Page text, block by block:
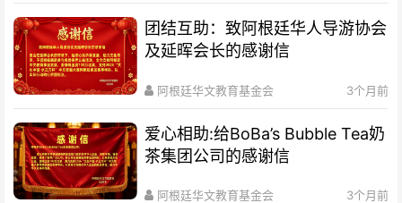
团结互助：致阿根廷华人导游协会
及延晖会长的感谢信
阿根廷华文教育基金会 3个月前
爱心相助:给BoBa’s Bubble Tea奶
茶集团公司的感谢信
阿根廷华文教育基金会 3个月前